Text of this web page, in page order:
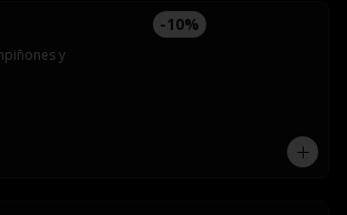
-10%
y